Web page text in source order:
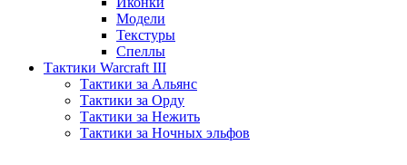
Модели
Текстуры
Спеллы
Тактики Warcraft III
Тактики за Альянс
Тактики за Орду
Тактики за Нежить
Тактики за Ночных эльфов